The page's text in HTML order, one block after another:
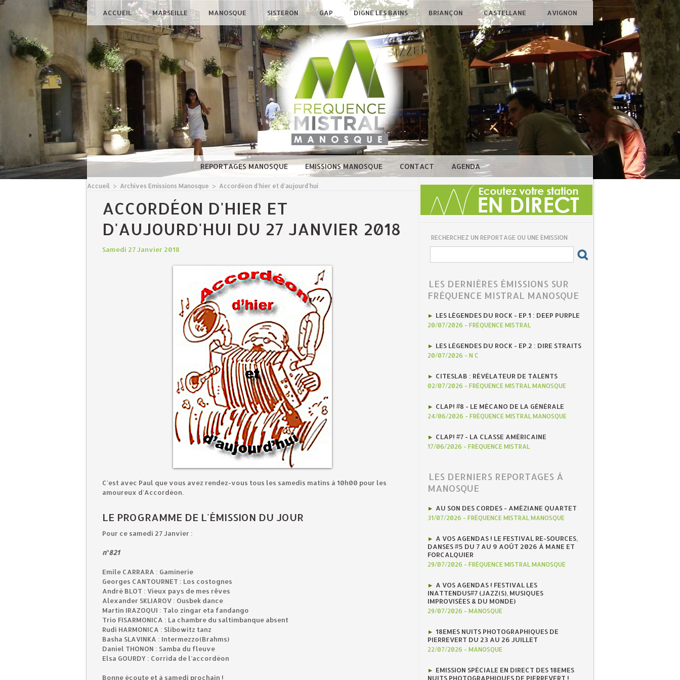
ACCUEIL MARSEILLE MANOSQUE SISTERON GAP DIGNE LES BAINS BRIANÇON CASTELLANE AVIGNON
REPORTAGES MANOSQUE EMISSIONS MANOSQUE CONTACT AGENDA
Accueil > Archives Emissions Manosque > Accordéon d'hier et d'aujourd'hui
ACCORDÉON D'HIER ET
D'AUJOURD'HUI DU 27 JANVIER 2018
Samedi 27 Janvier 2018
C'est avec Paul que vous avez rendez-vous tous les samedis matins à 10h00 pour les
amoureux d'Accordéon.
LE PROGRAMME DE L'ÉMISSION DU JOUR
Pour ce samedi 27 Janvier :
n°821
Emile CARRARA : Gaminerie
Georges CANTOURNET : Los costognes
André BLOT : Vieux pays de mes rêves
Alexander SKLIAROV : Ousbek dance
Martin IRAZOQUI : Talo zingar eta fandango
Trio FISARMONICA : La chambre du saltimbanque absent
Rudi HARMONICA : Slibowitz tanz
Basha SLAVINKA : Intermezzo(Brahms)
Daniel THONON : Samba du fleuve
Elsa GOURDY : Corrida de l’accordéon
Bonne écoute et à samedi prochain !
RECHERCHEZ UN REPORTAGE OU UNE ÉMISSION
LES DERNIÈRES ÉMISSIONS SUR
FRÉQUENCE MISTRAL MANOSQUE
LES LÉGENDES DU ROCK - EP.1 : DEEP PURPLE
20/07/2026 - FRÉQUENCE MISTRAL
LES LÉGENDES DU ROCK - EP.2 : DIRE STRAITS
20/07/2026 - N C
CITESLAB : RÉVÉLATEUR DE TALENTS
02/07/2026 - FRÉQUENCE MISTRAL MANOSQUE
CLAP! #8 - LE MÉCANO DE LA GÉNÉRALE
24/06/2026 - FRÉQUENCE MISTRAL MANOSQUE
CLAP! #7 - LA CLASSE AMÉRICAINE
17/06/2026 - FRÉQUENCE MISTRAL
LES DERNIERS REPORTAGES À
MANOSQUE
AU SON DES CORDES - AMÉZIANE QUARTET
31/07/2026 - FRÉQUENCE MISTRAL MANOSQUE
A VOS AGENDAS ! LE FESTIVAL RE-SOURCES,
DANSES #5 DU 7 AU 9 AOÛT 2026 À MANE ET
FORCALQUIER
29/07/2026 - FRÉQUENCE MISTRAL MANOSQUE
A VOS AGENDAS ! FESTIVAL LES
INATTENDUS#7 (JAZZ(S), MUSIQUES
IMPROVISÉES & DU MONDE)
29/07/2026 - MANOSQUE
18EMES NUITS PHOTOGRAPHIQUES DE
PIERREVERT DU 23 AU 26 JUILLET
22/07/2026 - MANOSQUE
EMISSION SPÉCIALE EN DIRECT DES 18EMES
NUITS PHOTOGRAPHIQUES DE PIERREVERT !